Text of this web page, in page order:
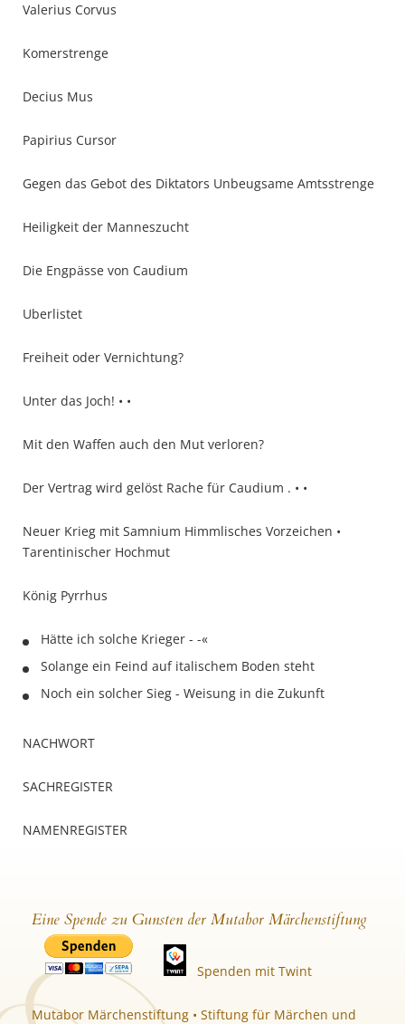
Valerius Corvus
Komerstrenge
Decius Mus
Papirius Cursor
Gegen das Gebot des Diktators Unbeugsame Amtsstrenge
Heiligkeit der Manneszucht
Die Engpässe von Caudium
Uberlistet
Freiheit oder Vernichtung?
Unter das Joch! • •
Mit den Waffen auch den Mut verloren?
Der Vertrag wird gelöst Rache für Caudium . • •
Neuer Krieg mit Samnium Himmlisches Vorzeichen •
Tarentinischer Hochmut
König Pyrrhus
Hätte ich solche Krieger - -«
Solange ein Feind auf italischem Boden steht
Noch ein solcher Sieg - Weisung in die Zukunft
NACHWORT
SACHREGISTER
NAMENREGISTER
Eine Spende zu Gunsten der Mutabor Märchenstiftung
Spenden mit Twint
Mutabor Märchenstiftung • Stiftung für Märchen und